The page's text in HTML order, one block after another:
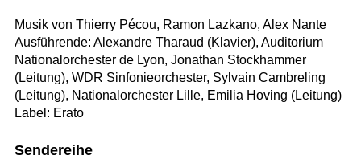
Musik von Thierry Pécou, Ramon Lazkano, Alex Nante
Ausführende: Alexandre Tharaud (Klavier), Auditorium
Nationalorchester de Lyon, Jonathan Stockhammer
(Leitung), WDR Sinfonieorchester, Sylvain Cambreling
(Leitung), Nationalorchester Lille, Emilia Hoving (Leitung)
Label: Erato
Sendereihe